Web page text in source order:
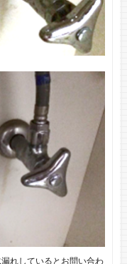
れしているとお問い合わ